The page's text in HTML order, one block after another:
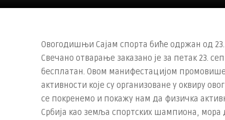
Овогодишњи Сајам спорта биће одржан од
Свечано отварање заказано је за петак 23.
бесплатан. Овом манифестацијом
активности које су организоване у оквиру
се покренемо и покажу нам да физичка
Србија као земља спортских шампиона,